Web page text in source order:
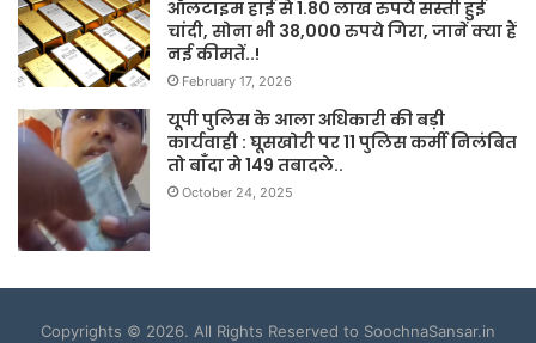
ऑलटाइम हाई से 1.80 लाख रुपये सस्ती हुई
चांदी, सोना भी 38,000 रुपये गिरा, जानें क्या हैं
नई कीमतें..!
February 17, 2026
यूपी पुलिस के आला अधिकारी की बड़ी
कार्यवाही : घूसखोरी पर 11 पुलिस कर्मी निलंबित
तो बाँदा मे 149 तबादले..
October 24, 2025
Copyrights © 2026. All Rights Reserved to SoochnaSansar.in